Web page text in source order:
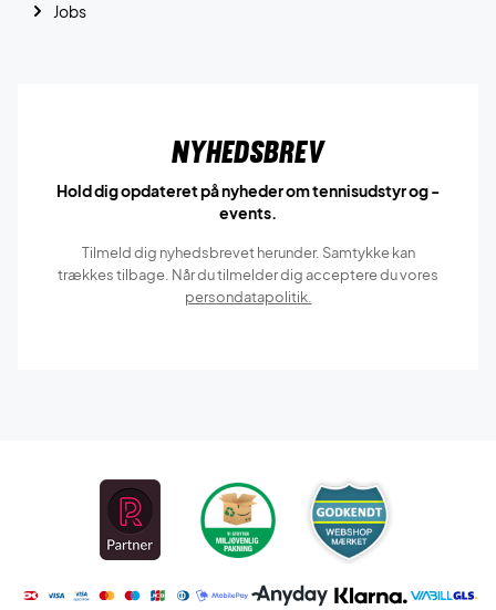
Jobs
Nyhedsbrev
Hold dig opdateret på nyheder om tennisudstyr og -
events.
Tilmeld dig nyhedsbrevet herunder. Samtykke kan
trækkes tilbage. Når du tilmelder dig acceptere du vores
persondatapolitik.